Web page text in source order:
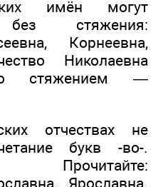
имён могут
без стяжения:
Корнеевна,
Николаевна
стяжением —
отчествах не
букв -во-.
Прочитайте:
Ярославна.